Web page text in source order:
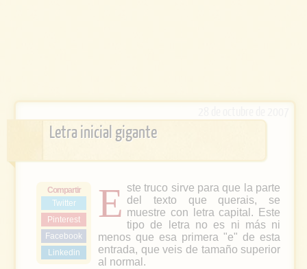
Letra inicial gigante
Compartir
Twitter
Pinterest
Facebook
Linkedin
E ste truco sirve para que la parte
del texto que querais, se
muestre con letra capital. Este
tipo de letra no es ni más ni
menos que esa primera "e" de esta
entrada, que veis de tamaño superior
al normal.